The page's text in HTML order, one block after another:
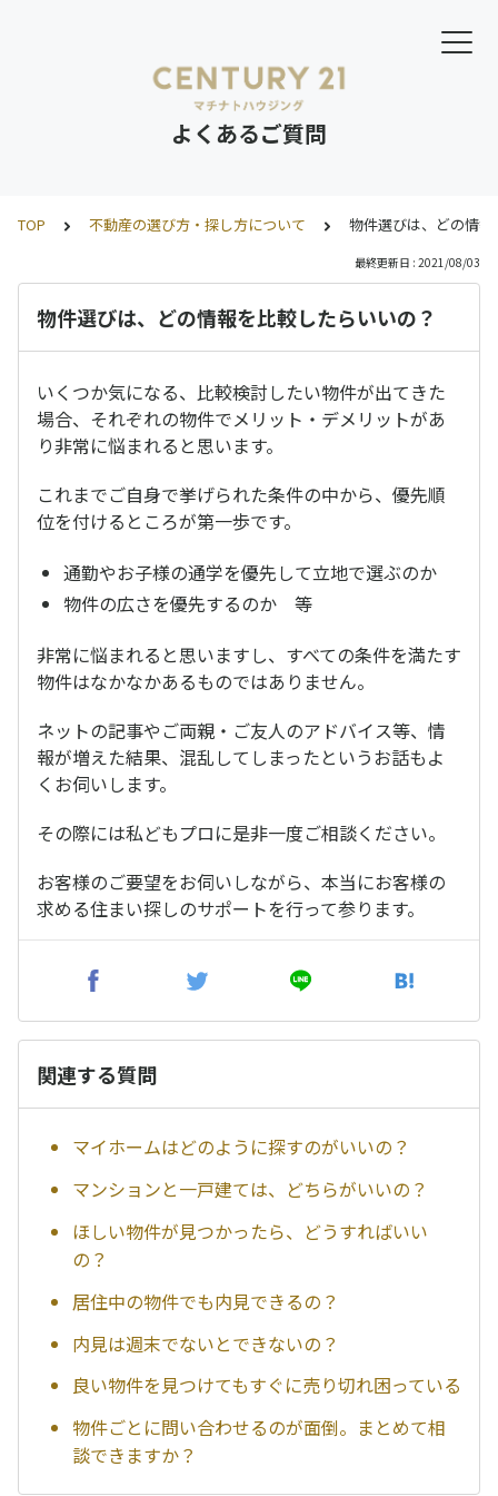
よくあるご質問
TOP 不動産の選び方・探し方について 物件選びは、どの情
最終更新日 : 2021/08/03
物件選びは、どの情報を比較したらいいの？
いくつか気になる、比較検討したい物件が出てきた
場合、それぞれの物件でメリット・デメリットがあ
り非常に悩まれると思います。
これまでご自身で挙げられた条件の中から、優先順
位を付けるところが第一歩です。
通勤やお子様の通学を優先して立地で選ぶのか
物件の広さを優先するのか 等
非常に悩まれると思いますし、すべての条件を満たす
物件はなかなかあるものではありません。
ネットの記事やご両親・ご友人のアドバイス等、情
報が増えた結果、混乱してしまったというお話もよ
くお伺いします。
その際には私どもプロに是非一度ご相談ください。
お客様のご要望をお伺いしながら、本当にお客様の
求める住まい探しのサポートを行って参ります。
関連する質問
マイホームはどのように探すのがいいの？
マンションと一戸建ては、どちらがいいの？
ほしい物件が見つかったら、どうすればいい
の？
居住中の物件でも内見できるの？
内見は週末でないとできないの？
良い物件を見つけてもすぐに売り切れ困っている
物件ごとに問い合わせるのが面倒。まとめて相
談できますか？